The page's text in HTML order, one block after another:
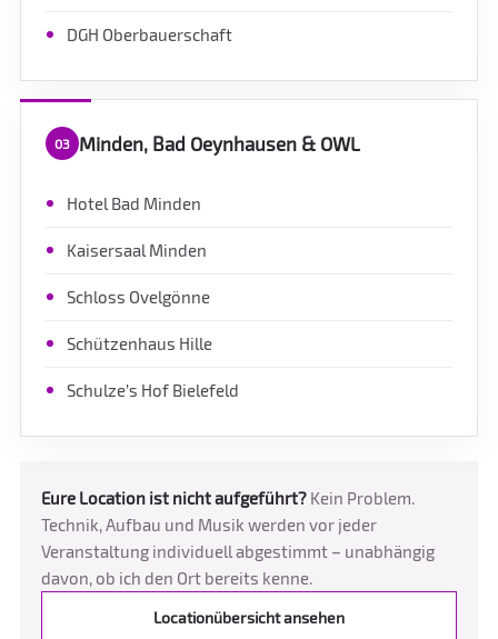
DGH Oberbauerschaft
03 Minden, Bad Oeynhausen & OWL
Hotel Bad Minden
Kaisersaal Minden
Schloss Ovelgönne
Schützenhaus Hille
Schulze’s Hof Bielefeld
Eure Location ist nicht aufgeführt? Kein Problem.
Technik, Aufbau und Musik werden vor jeder
Veranstaltung individuell abgestimmt – unabhängig
davon, ob ich den Ort bereits kenne.
Locationübersicht ansehen